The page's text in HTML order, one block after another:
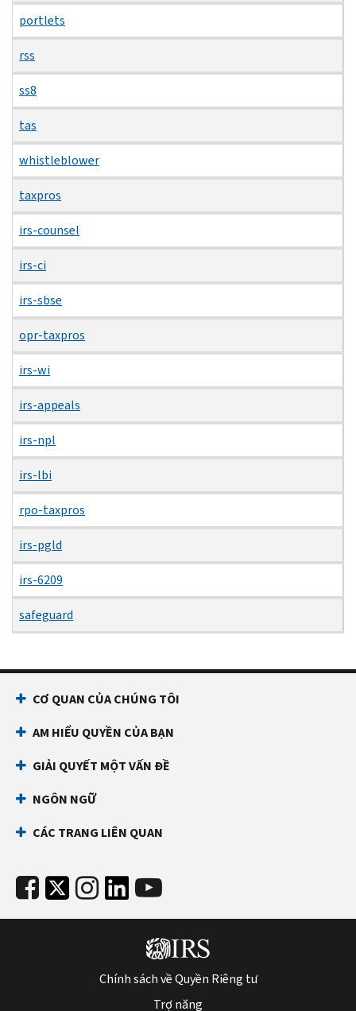
portlets
rss
ss8
tas
whistleblower
taxpros
irs-counsel
irs-ci
irs-sbse
opr-taxpros
irs-wi
irs-appeals
irs-npl
irs-lbi
rpo-taxpros
irs-pgld
irs-6209
safeguard
CƠ QUAN CỦA CHÚNG TÔI
AM HIỂU QUYỀN CỦA BẠN
GIẢI QUYẾT MỘT VẤN ĐỀ
NGÔN NGỮ
CÁC TRANG LIÊN QUAN
Chính sách về Quyền Riêng tư
Trợ năng